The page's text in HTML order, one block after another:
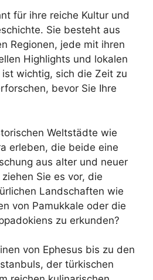
für ihre reiche Kultur und
Sie besteht aus
Regionen, jede mit ihren
Highlights und lokalen
wichtig, sich die Zeit zu
bevor Sie Ihre
Weltstädte wie
erleben, die beide eine
aus alter und neuer
Sie es vor, die
Landschaften wie
von Pamukkale oder die
zu erkunden?
von Ephesus bis zu den
der türkischen